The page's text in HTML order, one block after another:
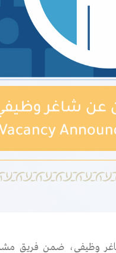
وظيفي، ضمن فريق